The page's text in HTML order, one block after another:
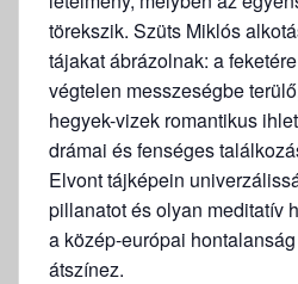
törekszik. Szüts Miklós
tájakat ábrázolnak: a
végtelen messzeségbe
hegyek-vizek romantikus
drámai és fenséges
Elvont tájképein
pillanatot és olyan meditatív
a közép-európai
átszínez.